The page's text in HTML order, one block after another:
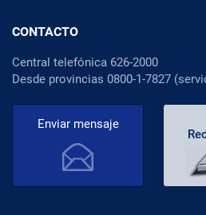
CONTACTO
Central telefónica 626-2000
Desde provincias 0800-1-7827
Enviar mensaje